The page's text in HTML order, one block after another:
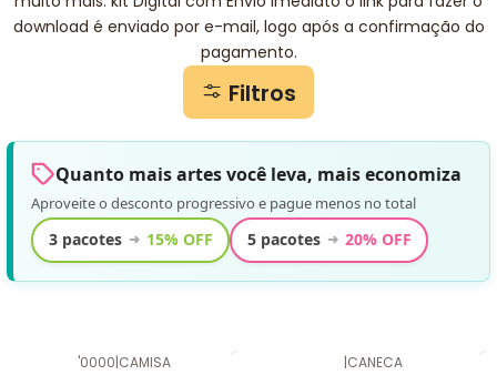
download é enviado por e-mail, logo após a confirmação do
pagamento.
Filtros
Quanto mais artes você leva, mais economiza
Aproveite o desconto progressivo e pague menos no total
3 pacotes ➜ 15% OFF 5 pacotes ➜ 20% OFF
'0000|CAMISA |CANECA